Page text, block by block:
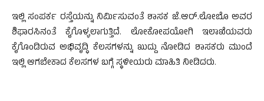
ಇಲ್ಲಿ ಸಂಪರ್ಕ ರಸ್ತೆಯನ್ನು ನಿರ್ಮಿಸುವಂತೆ ಶಾಸಕ ಜೆ.ಆರ್.ಲೋಬೊ ಅವರ
ಶಿಫಾರಸಿನಂತೆ ಕೈಗೊಳ್ಳಲಾಗುತ್ತಿದೆ. ಲೋಕೋಪಯೋಗಿ ಇಲಾಖೆಯವರು
ಕೈಗೊಂಡಿರುವ ಅಭಿವೃದ್ಧಿ ಕೆಲಸಗಳನ್ನು ಖುದ್ದು ನೋಡಿದ ಶಾಸಕರು ಮುಂದೆ
ಇಲ್ಲಿ ಆಗಬೇಕಾದ ಕೆಲಸಗಳ ಬಗ್ಗೆ ಸ್ಥಳೀಯರು ಮಾಹಿತಿ ನೀಡಿದರು.